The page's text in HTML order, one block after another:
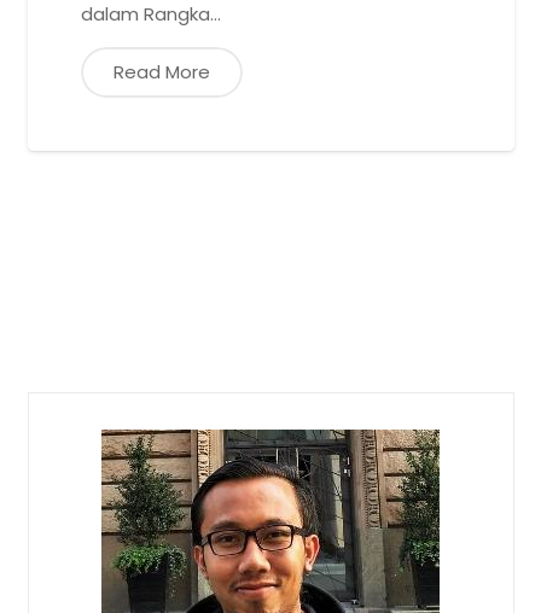
dalam Rangka…
Read More